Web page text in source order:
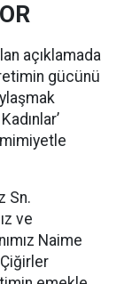
açıklamada
gücünü
Sn.
ve
Naime
Çiğirler